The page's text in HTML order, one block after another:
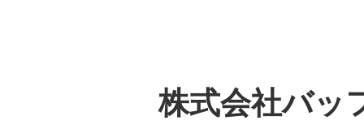
株式会社バッ